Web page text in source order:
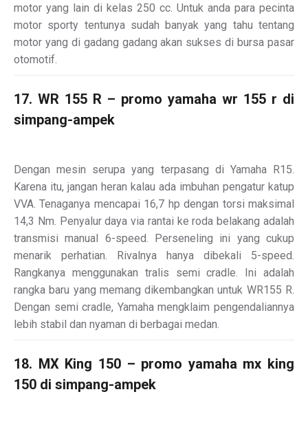
motor yang lain di kelas 250 cc. Untuk anda para pecinta
motor sporty tentunya sudah banyak yang tahu tentang
motor yang di gadang gadang akan sukses di bursa pasar
otomotif.
17. WR 155 R – promo yamaha wr 155 r di
simpang-ampek
Dengan mesin serupa yang terpasang di Yamaha R15.
Karena itu, jangan heran kalau ada imbuhan pengatur katup
VVA. Tenaganya mencapai 16,7 hp dengan torsi maksimal
14,3 Nm. Penyalur daya via rantai ke roda belakang adalah
transmisi manual 6-speed. Perseneling ini yang cukup
menarik perhatian. Rivalnya hanya dibekali 5-speed.
Rangkanya menggunakan tralis semi cradle. Ini adalah
rangka baru yang memang dikembangkan untuk WR155 R.
Dengan semi cradle, Yamaha mengklaim pengendaliannya
lebih stabil dan nyaman di berbagai medan.
18. MX King 150 – promo yamaha mx king
150 di simpang-ampek